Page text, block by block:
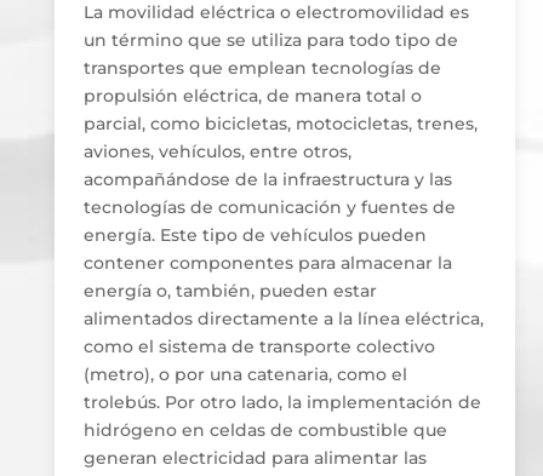
La movilidad eléctrica o electromovilidad es
un término que se utiliza para todo tipo de
transportes que emplean tecnologías de
propulsión eléctrica, de manera total o
parcial, como bicicletas, motocicletas, trenes,
aviones, vehículos, entre otros,
acompañándose de la infraestructura y las
tecnologías de comunicación y fuentes de
energía. Este tipo de vehículos pueden
contener componentes para almacenar la
energía o, también, pueden estar
alimentados directamente a la línea eléctrica,
como el sistema de transporte colectivo
(metro), o por una catenaria, como el
trolebús. Por otro lado, la implementación de
hidrógeno en celdas de combustible que
generan electricidad para alimentar las